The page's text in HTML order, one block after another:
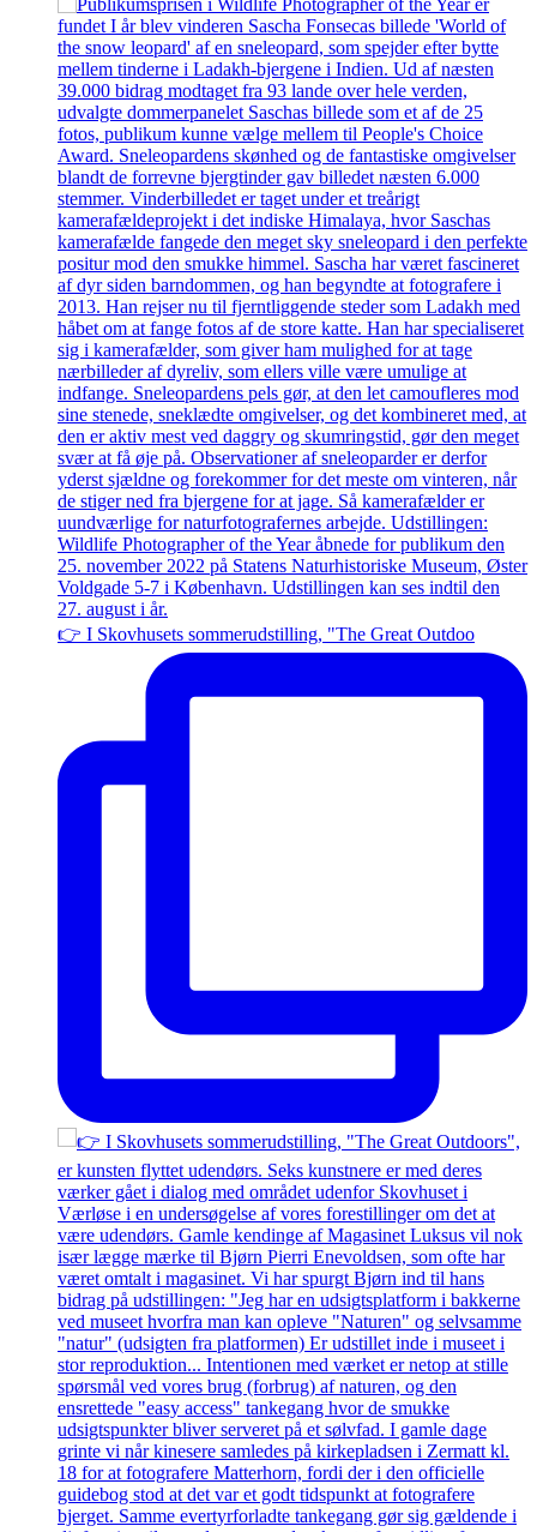
👉 I Skovhusets sommerudstilling, "The Great Outdoo